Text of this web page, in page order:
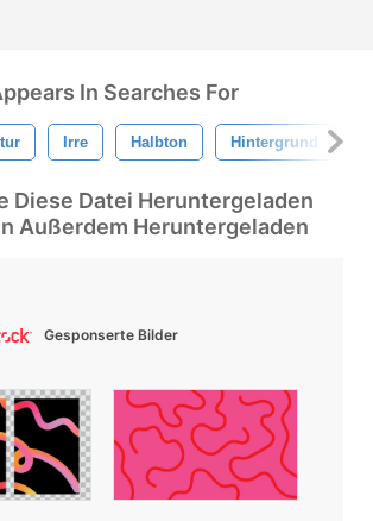
In Searches For
Irre Halbton Hintergrund
Diese Datei Heruntergeladen
Außerdem Heruntergeladen
Gesponserte Bilder